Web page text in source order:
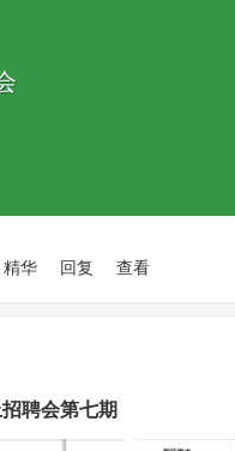
精华 回复 查看
聘会第七期